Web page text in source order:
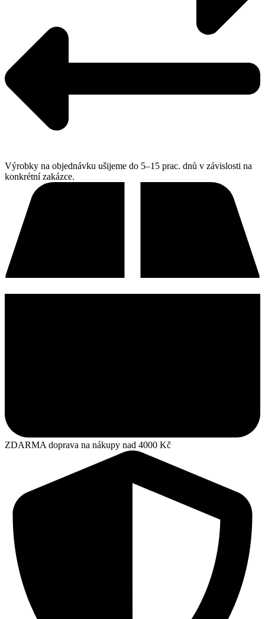
Výrobky na objednávku ušijeme do 5–15 prac. dnů v závislosti na
konkrétní zakázce.
ZDARMA doprava na nákupy nad 4000 Kč